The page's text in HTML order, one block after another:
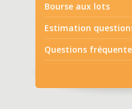
Bourse aux lots
Estimation
Questions